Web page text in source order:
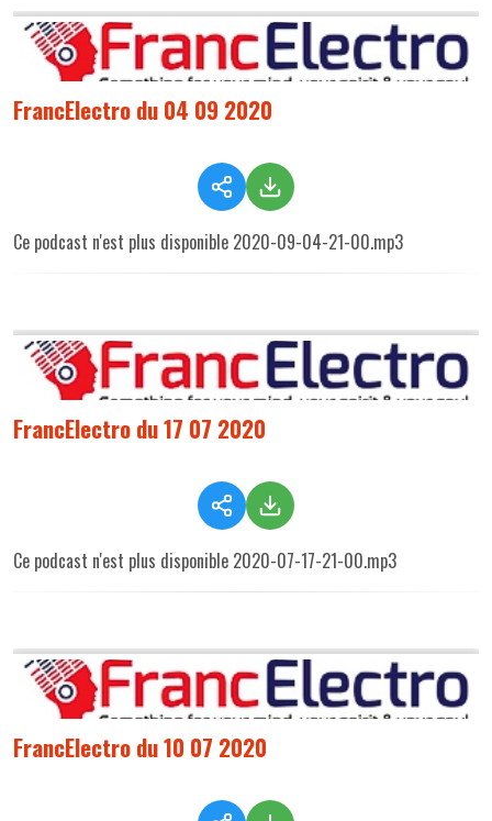
FrancElectro du 04 09 2020
Ce podcast n'est plus disponible 2020-09-04-21-00.mp3
FrancElectro du 17 07 2020
Ce podcast n'est plus disponible 2020-07-17-21-00.mp3
FrancElectro du 10 07 2020